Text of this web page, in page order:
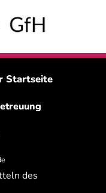
Startseite
des